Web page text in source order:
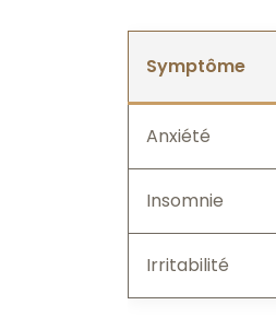
Symptôme
Anxiété
Insomnie
Irritabilité